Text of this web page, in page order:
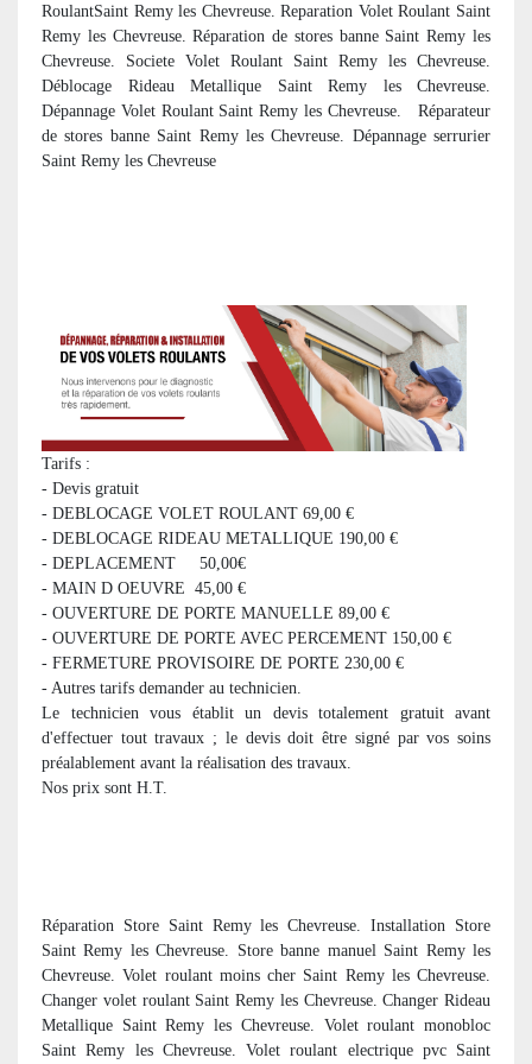
RoulantSaint Remy les Chevreuse. Reparation Volet Roulant Saint
Remy les Chevreuse. Réparation de stores banne Saint Remy les
Chevreuse. Societe Volet Roulant Saint Remy les Chevreuse.
Déblocage Rideau Metallique Saint Remy les Chevreuse.
Dépannage Volet Roulant Saint Remy les Chevreuse. Réparateur
de stores banne Saint Remy les Chevreuse. Dépannage serrurier
Saint Remy les Chevreuse
Tarifs :
- Devis gratuit
- DEBLOCAGE VOLET ROULANT 69,00 €
- DEBLOCAGE RIDEAU METALLIQUE 190,00 €
- DEPLACEMENT 50,00€
- MAIN D OEUVRE 45,00 €
- OUVERTURE DE PORTE MANUELLE 89,00 €
- OUVERTURE DE PORTE AVEC PERCEMENT 150,00 €
- FERMETURE PROVISOIRE DE PORTE 230,00 €
- Autres tarifs demander au technicien.
Le technicien vous établit un devis totalement gratuit avant
d'effectuer tout travaux ; le devis doit être signé par vos soins
préalablement avant la réalisation des travaux.
Nos prix sont H.T.
Réparation Store Saint Remy les Chevreuse. Installation Store
Saint Remy les Chevreuse. Store banne manuel Saint Remy les
Chevreuse. Volet roulant moins cher Saint Remy les Chevreuse.
Changer volet roulant Saint Remy les Chevreuse. Changer Rideau
Metallique Saint Remy les Chevreuse. Volet roulant monobloc
Saint Remy les Chevreuse. Volet roulant electrique pvc Saint